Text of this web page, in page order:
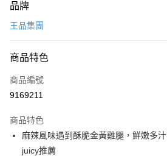
全家線上支付
運送方式
冷凍-全家取貨付款
冷凍-付款後全家取貨
免運費
品牌
王品集團
商品特色
商品編號
9169211
商品特色
麻辣風味遇到酥脆金黃雞腿，鮮嫩多
juicy推薦